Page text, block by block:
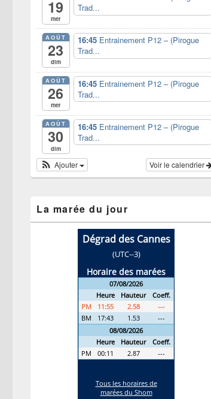
19
mer
Trad...
AOÛT
23
dim
16:45 Entrainement P12 – (Pirogue
Trad...
AOÛT
26
mer
16:45 Entrainement P12 – (Pirogue
Trad...
AOÛT
30
dim
16:45 Entrainement P12 – (Pirogue
Trad...
Voir le calendrier
Ajouter
La marée du jour